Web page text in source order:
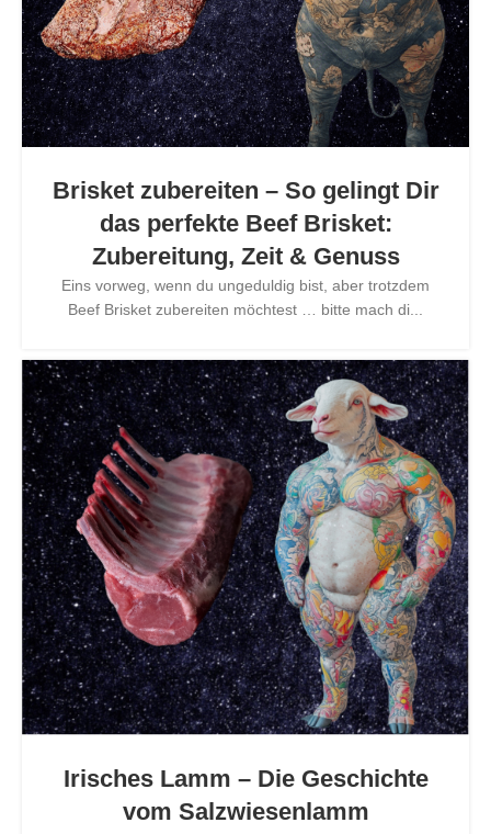
Brisket zubereiten – So gelingt Dir
das perfekte Beef Brisket:
Zubereitung, Zeit & Genuss
Eins vorweg, wenn du ungeduldig bist, aber trotzdem
Beef Brisket zubereiten möchtest … bitte mach di...
Irisches Lamm – Die Geschichte
vom Salzwiesenlamm